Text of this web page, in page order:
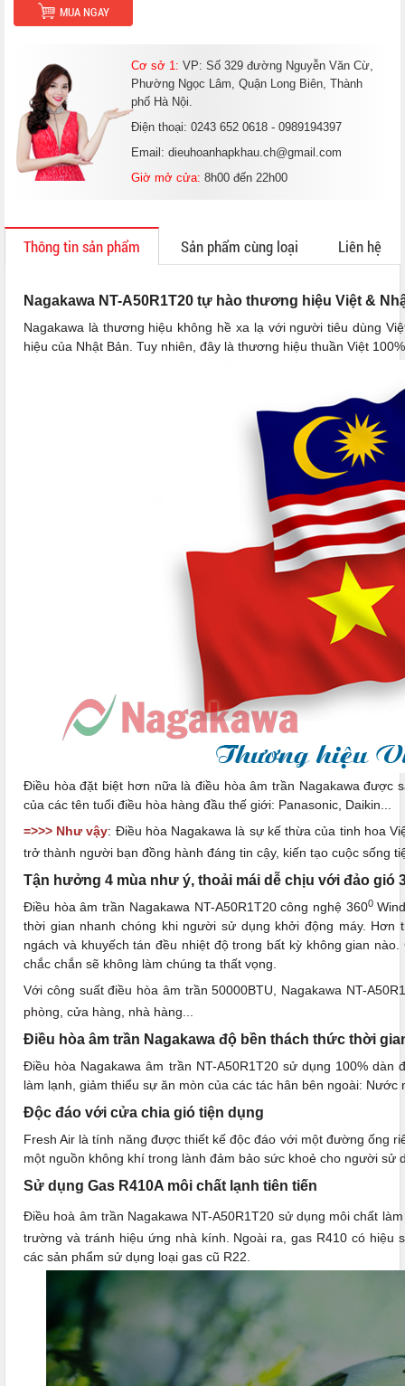
MUA NGAY
Cơ sở 1: VP: Số 329 đường Nguyễn Văn Cừ,
Phường Ngọc Lâm, Quận Long Biên, Thành
phố Hà Nội.
Điện thoại: 0243 652 0618 - 0989194397
Email: dieuhoanhapkhau.ch@gmail.com
Giờ mở cửa: 8h00 đến 22h00
Thông tin sản phẩm Sản phẩm cùng loại Liên hệ
Nagakawa NT-A50R1T20 tự hào thương hiệu Việt &
Nagakawa là thương hiệu không hề xa lạ với người tiêu dùng
hiệu của Nhật Bản. Tuy nhiên, đây là thương hiệu thuần Việt
Điều hòa đặt biệt hơn nữa là điều hòa âm trần Nagakawa được
của các tên tuổi điều hòa hàng đầu thế giới: Panasonic, Daikin...
=>>> Như vậy: Điều hòa Nagakawa là sự kế thừa của tinh hoa
trở thành người bạn đồng hành đáng tin cậy, kiến tạo cuộc sống
Tận hưởng 4 mùa như ý, thoải mái dễ chịu với đảo gió
Điều hòa âm trần Nagakawa NT-A50R1T20 công nghệ 3600
thời gian nhanh chóng khi người sử dụng khởi động máy.
ngách và khuyếch tán đều nhiệt độ trong bất kỳ không gian
chắc chắn sẽ không làm chúng ta thất vọng.
Với công suất điều hòa âm trần 50000BTU, Nagakawa NT-
phòng, cửa hàng, nhà hàng...
Điều hòa âm trần Nagakawa độ bền thách thức thời
Điều hòa Nagakawa âm trần NT-A50R1T20 sử dụng 100%
làm lạnh, giảm thiểu sự ăn mòn của các tác hân bên ngoài:
Độc đáo với cửa chia gió tiện dụng
Fresh Air là tính năng được thiết kế độc đáo với một đường ống
một nguồn không khí trong lành đảm bảo sức khoẻ cho người sử
Sử dụng Gas R410A môi chất lạnh tiên tiến
Điều hoà âm trần Nagakawa NT-A50R1T20 sử dụng môi chất
trường và tránh hiệu ứng nhà kính. Ngoài ra, gas R410 có
các sản phẩm sử dụng loại gas cũ R22.